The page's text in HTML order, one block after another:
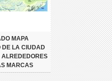
MAPA
DE LA CIUDAD
ALREDEDORES
MARCAS